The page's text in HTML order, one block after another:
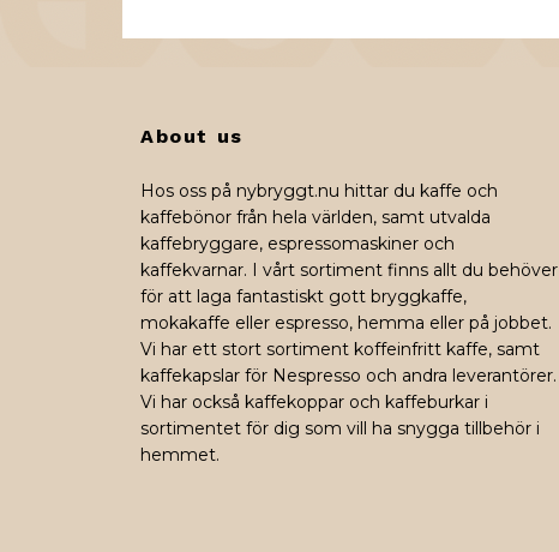
About us
Hos oss på nybryggt.nu hittar du kaffe och
kaffebönor från hela världen, samt utvalda
kaffebryggare, espressomaskiner och
kaffekvarnar. I vårt sortiment finns allt du behöver
för att laga fantastiskt gott bryggkaffe,
mokakaffe eller espresso, hemma eller på jobbet.
Vi har ett stort sortiment koffeinfritt kaffe, samt
kaffekapslar för Nespresso och andra leverantörer.
Vi har också kaffekoppar och kaffeburkar i
sortimentet för dig som vill ha snygga tillbehör i
hemmet.